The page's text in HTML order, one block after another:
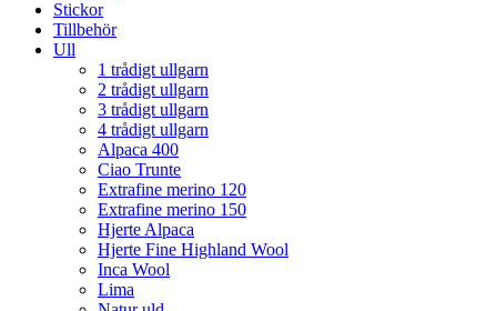
Stickor
Tillbehör
Ull
1 trådigt ullgarn
2 trådigt ullgarn
3 trådigt ullgarn
4 trådigt ullgarn
Alpaca 400
Ciao Trunte
Extrafine merino 120
Extrafine merino 150
Hjerte Alpaca
Hjerte Fine Highland Wool
Inca Wool
Lima